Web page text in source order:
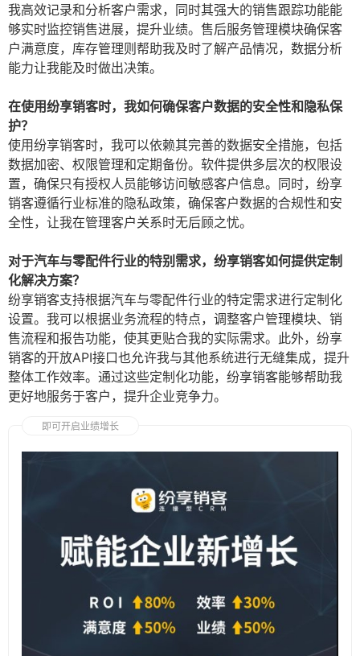
我高效记录和分析客户需求，同时其强大的销售跟踪功能能
够实时监控销售进展，提升业绩。售后服务管理模块确保客
户满意度，库存管理则帮助我及时了解产品情况，数据分析
能力让我能及时做出决策。
在使用纷享销客时，我如何确保客户数据的安全性和隐私保
护？
使用纷享销客时，我可以依赖其完善的数据安全措施，包括
数据加密、权限管理和定期备份。软件提供多层次的权限设
置，确保只有授权人员能够访问敏感客户信息。同时，纷享
销客遵循行业标准的隐私政策，确保客户数据的合规性和安
全性，让我在管理客户关系时无后顾之忧。
对于汽车与零配件行业的特别需求，纷享销客如何提供定制
化解决方案？
纷享销客支持根据汽车与零配件行业的特定需求进行定制化
设置。我可以根据业务流程的特点，调整客户管理模块、销
售流程和报告功能，使其更贴合我的实际需求。此外，纷享
销客的开放API接口也允许我与其他系统进行无缝集成，提升
整体工作效率。通过这些定制化功能，纷享销客能够帮助我
更好地服务于客户，提升企业竞争力。
即可开启业绩增长